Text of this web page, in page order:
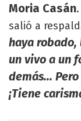
Moria Casán
salió a
haya
un vivo a un
demás...
¡Tiene